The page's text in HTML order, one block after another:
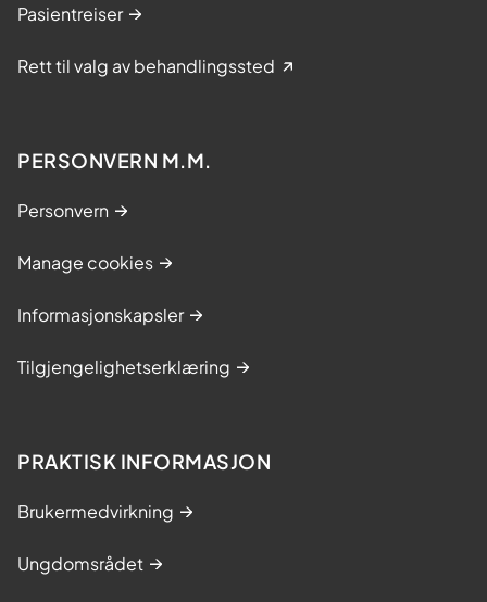
Pasientreiser
Rett til valg av behandlingssted
PERSONVERN M.M.
Personvern
Manage cookies
Informasjonskapsler
Tilgjengelighetserklæring
PRAKTISK INFORMASJON
Brukermedvirkning
Ungdomsrådet